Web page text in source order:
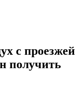
с проезжей
получить